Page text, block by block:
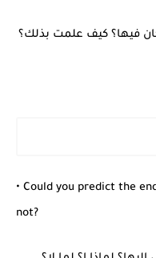
كان فيها؟ كيف علمت بذلك؟
• Could you predict the
not?